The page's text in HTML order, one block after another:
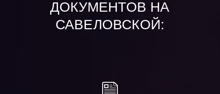
ДОКУМЕНТОВ НА
САВЕЛОВСКОЙ: